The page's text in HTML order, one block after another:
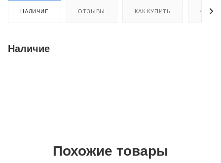
НАЛИЧИЕ ОТЗЫВЫ КАК КУПИТЬ
Наличие
Похожие товары